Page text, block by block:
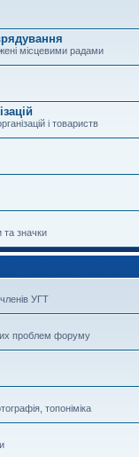
місцевими радами
і товариств
та значки
УГТ
проблем форуму
топоніміка